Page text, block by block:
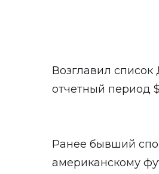
Возглавил
отчетный период
Ранее бывший
американскому